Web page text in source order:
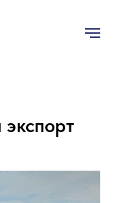
экспорт